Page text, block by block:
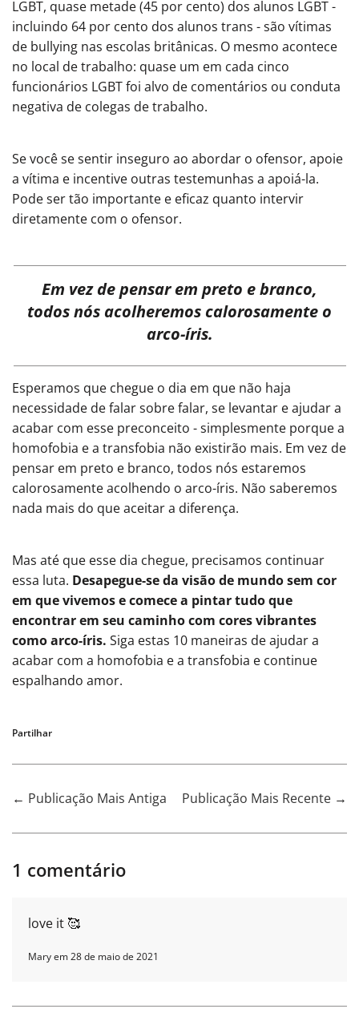
LGBT, quase metade (45 por cento) dos alunos LGBT -
incluindo 64 por cento dos alunos trans - são vítimas
de bullying nas escolas britânicas. O mesmo acontece
no local de trabalho: quase um em cada cinco
funcionários LGBT foi alvo de comentários ou conduta
negativa de colegas de trabalho.
Se você se sentir inseguro ao abordar o ofensor, apoie
a vítima e incentive outras testemunhas a apoiá-la.
Pode ser tão importante e eficaz quanto intervir
diretamente com o ofensor.
Em vez de pensar em preto e branco,
todos nós acolheremos calorosamente o
arco-íris.
Esperamos que chegue o dia em que não haja
necessidade de falar sobre falar, se levantar e ajudar a
acabar com esse preconceito - simplesmente porque a
homofobia e a transfobia não existirão mais. Em vez de
pensar em preto e branco, todos nós estaremos
calorosamente acolhendo o arco-íris. Não saberemos
nada mais do que aceitar a diferença.
Mas até que esse dia chegue, precisamos continuar
essa luta. Desapegue-se da visão de mundo sem cor
em que vivemos e comece a pintar tudo que
encontrar em seu caminho com cores vibrantes
como arco-íris. Siga estas 10 maneiras de ajudar a
acabar com a homofobia e a transfobia e continue
espalhando amor.
Partilhar
← Publicação Mais Antiga Publicação Mais Recente →
1 comentário
love it 🥰
Mary em28 de maio de 2021